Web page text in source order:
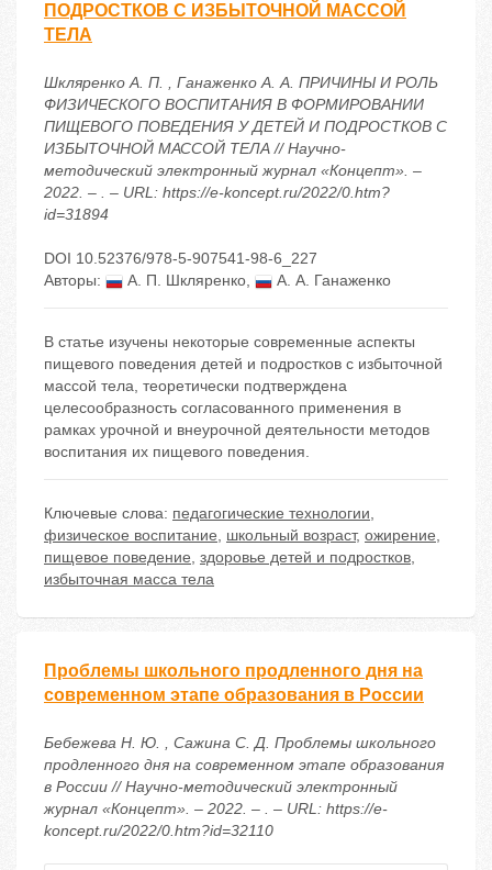
ПОДРОСТКОВ С ИЗБЫТОЧНОЙ МАССОЙ
ТЕЛА
Шкляренко А. П. , Ганаженко А. А. ПРИЧИНЫ И РОЛЬ
ФИЗИЧЕСКОГО ВОСПИТАНИЯ В ФОРМИРОВАНИИ
ПИЩЕВОГО ПОВЕДЕНИЯ У ДЕТЕЙ И ПОДРОСТКОВ С
ИЗБЫТОЧНОЙ МАССОЙ ТЕЛА // Научно-
методический электронный журнал «Концепт». –
2022. – . – URL: https://e-koncept.ru/2022/0.htm?
id=31894
DOI 10.52376/978-5-907541-98-6_227
Авторы:
А. П. Шкляренко, А. А. Ганаженко
В статье изучены некоторые современные аспекты
пищевого поведения детей и подростков с избыточной
массой тела, теоретически подтверждена
целесообразность согласованного применения в
рамках урочной и внеурочной деятельности методов
воспитания их пищевого поведения.
Ключевые слова: педагогические технологии,
физическое воспитание, школьный возраст, ожирение,
пищевое поведение, здоровье детей и подростков,
избыточная масса тела
Проблемы школьного продленного дня на
современном этапе образования в России
Бебежева Н. Ю. , Сажина С. Д. Проблемы школьного
продленного дня на современном этапе образования
в России // Научно-методический электронный
журнал «Концепт». – 2022. – . – URL: https://e-
koncept.ru/2022/0.htm?id=32110